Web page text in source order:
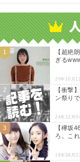
【超絶
ぎる
20年10月
【衝撃
ン祭り
24年12月
【欅坂
ろ。こ
16年04月